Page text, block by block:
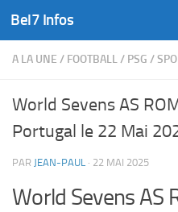
Skip to content
Bel7 Infos
A LA UNE / FOOTBALL/ PSG /
World Sevens AS
Portugal le 22 Mai
PAR JEAN-PAUL · 22 MAI 2025
World Sevens AS